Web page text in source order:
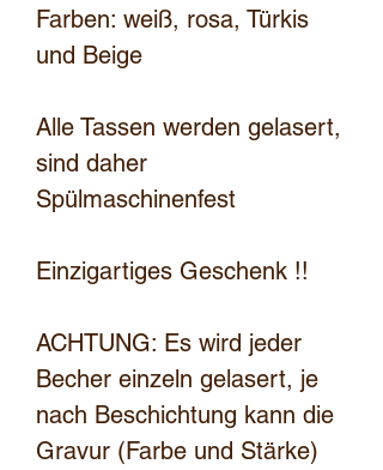
Farben: weiß, rosa, Türkis
und Beige
Alle Tassen werden gelasert,
sind daher
Spülmaschinenfest
Einzigartiges Geschenk !!
ACHTUNG: Es wird jeder
Becher einzeln gelasert, je
nach Beschichtung kann die
Gravur (Farbe und Stärke)